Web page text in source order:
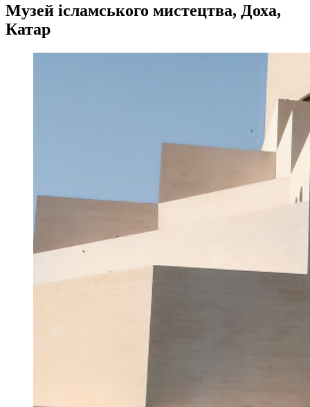
Музей ісламського мистецтва, Доха,
Катар